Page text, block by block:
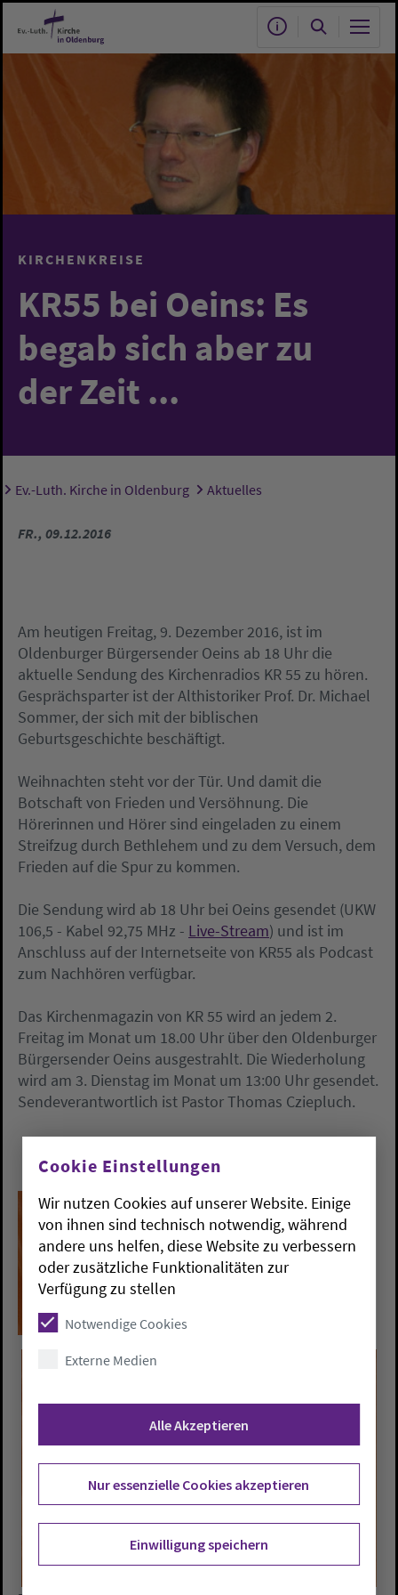
Zum Hauptinhalt springen
KIRCHENKREISE
KR55 bei Oeins: Es
begab sich aber zu
der Zeit ...
Sie sind hier:
Ev.-Luth. Kirche in Oldenburg Aktuelles
FR., 09.12.2016
Am heutigen Freitag, 9. Dezember 2016, ist im
Oldenburger Bürgersender Oeins ab 18 Uhr die
aktuelle Sendung des Kirchenradios KR 55 zu hören.
Gesprächsparter ist der Althistoriker Prof. Dr. Michael
Sommer, der sich mit der biblischen
Geburtsgeschichte beschäftigt.
Weihnachten steht vor der Tür. Und damit die
Botschaft von Frieden und Versöhnung. Die
Hörerinnen und Hörer sind eingeladen zu einem
Streifzug durch Bethlehem und zu dem Versuch, dem
Frieden auf die Spur zu kommen.
Die Sendung wird ab 18 Uhr bei Oeins gesendet (UKW
106,5 - Kabel 92,75 MHz - Live-Stream) und ist im
Anschluss auf der Internetseite von KR55 als Podcast
zum Nachhören verfügbar.
Das Kirchenmagazin von KR 55 wird an jedem 2.
Freitag im Monat um 18.00 Uhr über den Oldenburger
Bürgersender Oeins ausgestrahlt. Die Wiederholung
wird am 3. Dienstag im Monat um 13:00 Uhr gesendet.
Sendeverantwortlich ist Pastor Thomas Cziepluch.
Cookie Einstellungen
Wir nutzen Cookies auf unserer Website. Einige
von ihnen sind technisch notwendig, während
andere uns helfen, diese Website zu verbessern
oder zusätzliche Funktionalitäten zur
Verfügung zu stellen
Notwendige Cookies
Externe Medien
Alle Akzeptieren
Nur essenzielle Cookies akzeptieren
Einwilligung speichern